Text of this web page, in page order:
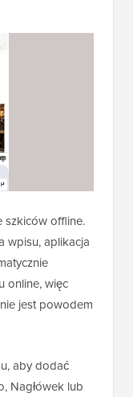
szkiców offline.
wpisu, aplikacja
online, więc
jest powodem
aby dodać
Nagłówek lub